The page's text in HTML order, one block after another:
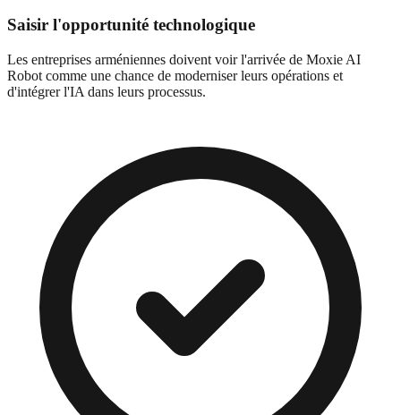
Saisir l'opportunité technologique
Les entreprises arméniennes doivent voir l'arrivée de Moxie AI
Robot comme une chance de moderniser leurs opérations et
d'intégrer l'IA dans leurs processus.